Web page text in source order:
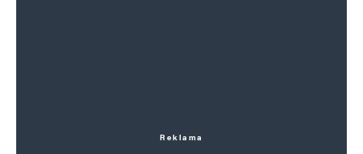
Reklama